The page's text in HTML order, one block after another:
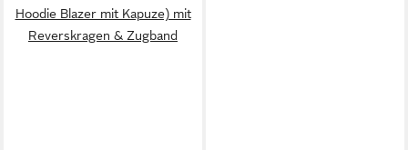
Hoodie Blazer mit Kapuze) mit
Reverskragen & Zugband